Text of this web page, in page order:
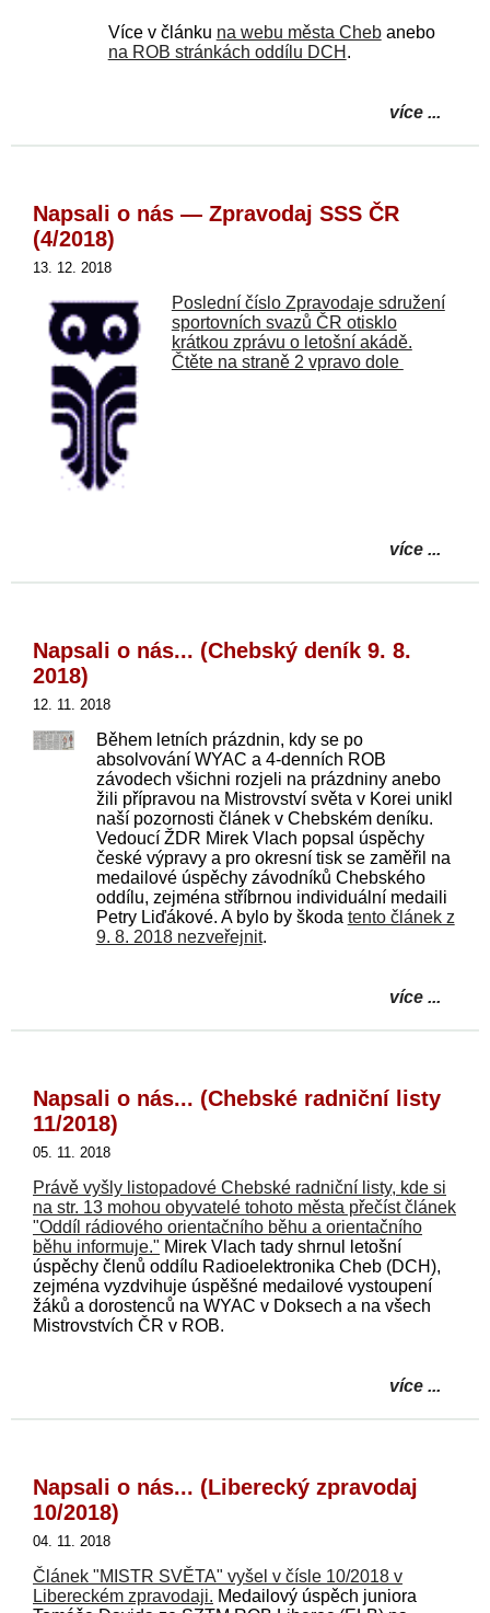
Více v článku na webu města Chebanebo
na ROB stránkách oddílu DCH .
více ...
Napsali o nás — Zpravodaj SSS ČR
(4/2018)
13. 12. 2018
Poslední číslo Zpravodaje sdružení
sportovních svazů ČR otisklo
krátkou zprávu o letošní akádě.
Čtěte na straně 2 vpravo dole
více ...
Napsali o nás... (Chebský deník 9. 8.
2018)
12. 11. 2018
Během letních prázdnin, kdy se po
absolvování WYAC a 4-denních ROB
závodech všichni rozjeli na prázdniny anebo
žili přípravou na Mistrovství světa v Korei unikl
naší pozornosti článek v Chebském deníku.
Vedoucí ŽDR Mirek Vlach popsal úspěchy
české výpravy a pro okresní tisk se zaměřil na
medailové úspěchy závodníků Chebského
oddílu, zejména stříbrnou individuální medaili
Petry Liďákové. A bylo by škoda tento článek z
9. 8. 2018 nezveřejnit.
více ...
Napsali o nás... (Chebské radniční listy
11/2018)
05. 11. 2018
Právě vyšly listopadové Chebské radniční listy, kde si
na str. 13 mohou obyvatelé tohoto města přečíst článek
"Oddíl rádiového orientačního běhu a orientačního
běhu informuje." Mirek Vlach tady shrnul letošní
úspěchy členů oddílu Radioelektronika Cheb (DCH),
zejména vyzdvihuje úspěšné medailové vystoupení
žáků a dorostenců na WYAC v Doksech a na všech
Mistrovstvích ČR v ROB.
více ...
Napsali o nás... (Liberecký zpravodaj
10/2018)
04. 11. 2018
Článek "MISTR SVĚTA" vyšel v čísle 10/2018 v
Libereckém zpravodaji. Medailový úspěch juniora